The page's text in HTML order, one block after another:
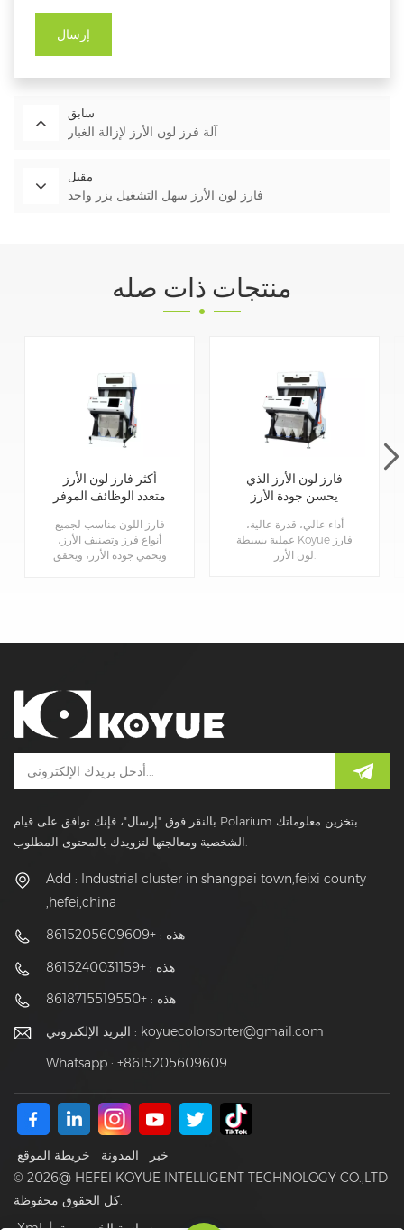
إرسال
سابق
آلة فرز لون الأرز لإزالة الغبار
مقبل
فارز لون الأرز سهل التشغيل بزر واحد
منتجات ذات صله
أكثر فارز لون الأرز
متعدد الوظائف الموفر
فارز اللون مناسب لجميع
أنواع فرز وتصنيف الأرز،
ويحمي جودة الأرز، ويحقق
فارز لون الأرز الذي
يحسن جودة الأرز
أداء عالي، قدرة عالية،
عملية بسيطة Koyue فارز
بالنقر فوق "إرسال"، فإنك توافق على قيام Polarium بتخزين معلوماتك
الشخصية ومعالجتها لتزويدك بالمحتوى المطلوب.
Add : Industrial cluster in shangpai town,feixi county
,hefei,china
هذه : +8615205609609
هذه : +8615240031159
هذه : +8618715519550
البريد الإلكتروني : koyuecolorsorter@gmail.com
Whatsapp : +8615205609609
خريطة الموقع المدونة
خبر
© 2026@ HEFEI KOYUE INTELLIGENT TECHNOLOGY CO.,LTD
كل الحقوق محفوظة.